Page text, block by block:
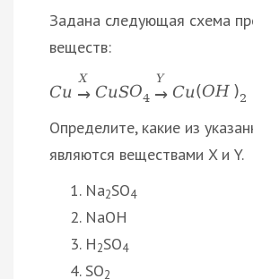
Задана следующая схема
веществ:
Cu
X
→ CuSO4
Y
→ Cu(OH )2
Определите, какие из
являются веществами X и Y.
Na2SO4
NaOH
H2SO4
SO2